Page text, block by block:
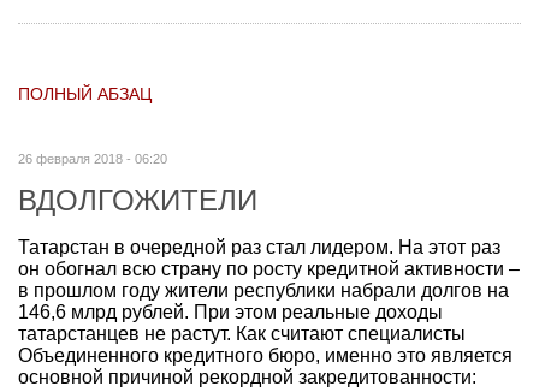
ПОЛНЫЙ АБЗАЦ
26 февраля 2018 - 06:20
ВДОЛГОЖИТЕЛИ
Татарстан в очередной раз стал лидером. На этот раз
он обогнал всю страну по росту кредитной активности –
в прошлом году жители республики набрали долгов на
146,6 млрд рублей. При этом реальные доходы
татарстанцев не растут. Как считают специалисты
Объединенного кредитного бюро, именно это является
основной причиной рекордной закредитованности: